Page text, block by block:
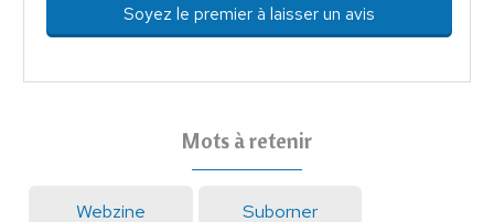
Soyez le premier à laisser un avis
Mots à retenir
Webzine Suborner